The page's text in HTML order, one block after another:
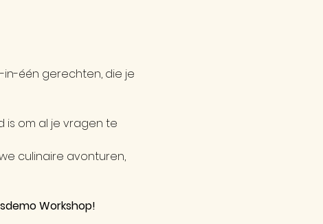
één gerechten, die je
is om al je vragen te
culinaire avonturen,
Workshop!